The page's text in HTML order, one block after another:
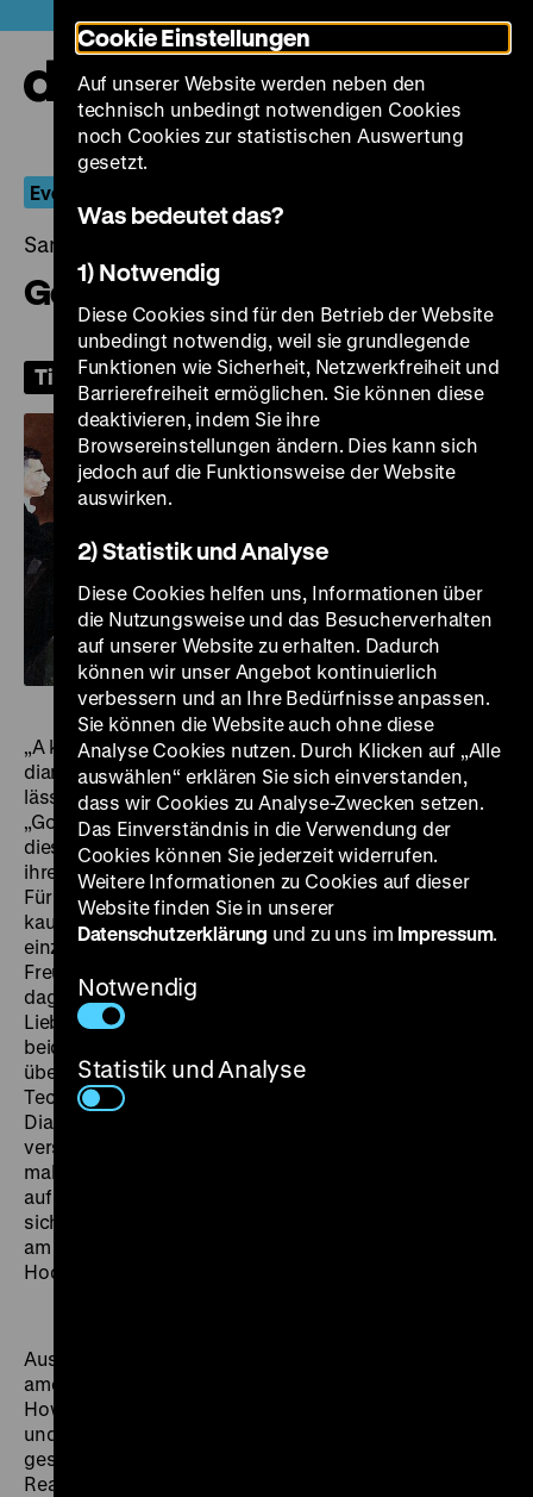
zum
Seiteninhalt
springen
Everyone Likes it Hot
Samstag, 15. August 2026, 20.00 Uhr
Gentlemen Prefer Blondes
Tickets
„A kiss on the hand may be quite continental / but
diamonds are a girl’s best friend”. Die erste Textzeile
lässt es erahnen: Nur Bares ist Wahres für
„Goldgräberin” Lorelei Lee (Marilyn Monroe), die
diesen Song als Showgirl vor den entzückten Augen
ihres Verlobten Gus (Tommy Noonan) zum Besten gibt.
Für Lorelei ist es eine Tatsache, dass die Welt Frauen
kaum eine andere Möglichkeit lässt, als ihren Körper
einzusetzen, um das erwünschte Leben zu führen. Ihre
Freundin und Bühnenpartnerin Dorothy (Jane Russell)
dagegen glaubt an die wahre – geldunabhängige –
Liebe. Doch dem olympischen Team, das mit den
beiden Entertainerinnen per Schiff nach Frankreich
übersetzt, lässt der strenge Fitnessplan keine Zeit für
Techtelmechtel. Während Lorelei bei einem
Diamantenminenbesitzer (Charles Coburn) zu schürfen
versucht, schaut Dorothy darum sehnsüchtig (und den
male gaze konterkarierend) durchtrainierten Turnern
auf die hautfarbenen Höschen. Aber wem versprechen
sich die beiden Frauen eigentlich tatsächlich, wenn sie
am Ende Seite an Seite in identischen
Hochzeitskleidern zum Altar schreiten?
Aus einem Schelminnen-Roman der US-
amerikanischen Autorin Anita Loos hat Regielegende
Howard Hawks einen gutgelaunten, hoch amüsanten
und von den beiden Hauptdarstellerinnen glänzend
gespielten Freundinnenfilm gemacht, der zu Queer
Readings einlädt. (jz)
Cookie Einstellungen
Auf unserer Website werden neben den
technisch unbedingt notwendigen Cookies
noch Cookies zur statistischen Auswertung
gesetzt.
Was bedeutet das?
1) Notwendig
Diese Cookies sind für den Betrieb der Website
unbedingt notwendig, weil sie grundlegende
Funktionen wie Sicherheit, Netzwerkfreiheit und
Barrierefreiheit ermöglichen. Sie können diese
deaktivieren, indem Sie ihre
Browsereinstellungen ändern. Dies kann sich
jedoch auf die Funktionsweise der Website
auswirken.
2) Statistik und Analyse
Diese Cookies helfen uns, Informationen über
die Nutzungsweise und das Besucherverhalten
auf unserer Website zu erhalten. Dadurch
können wir unser Angebot kontinuierlich
verbessern und an Ihre Bedürfnisse anpassen.
Sie können die Website auch ohne diese
Analyse Cookies nutzen. Durch Klicken auf „Alle
auswählen“ erklären Sie sich einverstanden,
dass wir Cookies zu Analyse-Zwecken setzen.
Das Einverständnis in die Verwendung der
Cookies können Sie jederzeit widerrufen.
Weitere Informationen zu Cookies auf dieser
Website finden Sie in unserer
Datenschutzerklärung und zu uns im Impressum.
Notwendig
Statistik und Analyse